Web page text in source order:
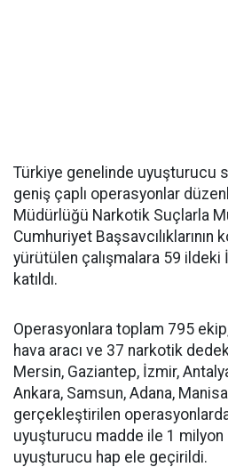
Türkiye genelinde uyuşturucu
geniş çaplı operasyonlar
Müdürlüğü Narkotik Suçlarla
Cumhuriyet Başsavcılıklarının
yürütülen çalışmalara 59
katıldı.
Operasyonlara toplam 795
hava aracı ve 37 narkotik
Mersin, Gaziantep, İzmir,
Ankara, Samsun, Adana,
gerçekleştirilen
uyuşturucu madde ile 1
uyuşturucu hap ele geçirildi.